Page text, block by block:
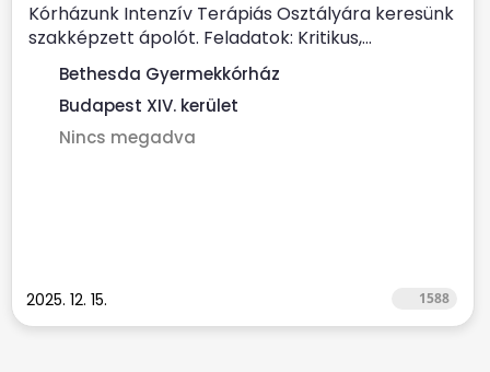
Kórházunk Intenzív Terápiás Osztályára keresünk
szakképzett ápolót. Feladatok: Kritikus,...
Bethesda Gyermekkórház
Budapest XIV. kerület
Nincs megadva
2025. 12. 15. 1588